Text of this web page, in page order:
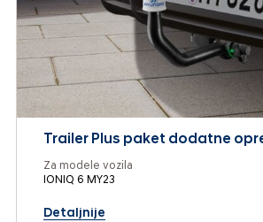
Trailer Plus paket dodatne
Za modele vozila
IONIQ 6 MY23
Detaljnije